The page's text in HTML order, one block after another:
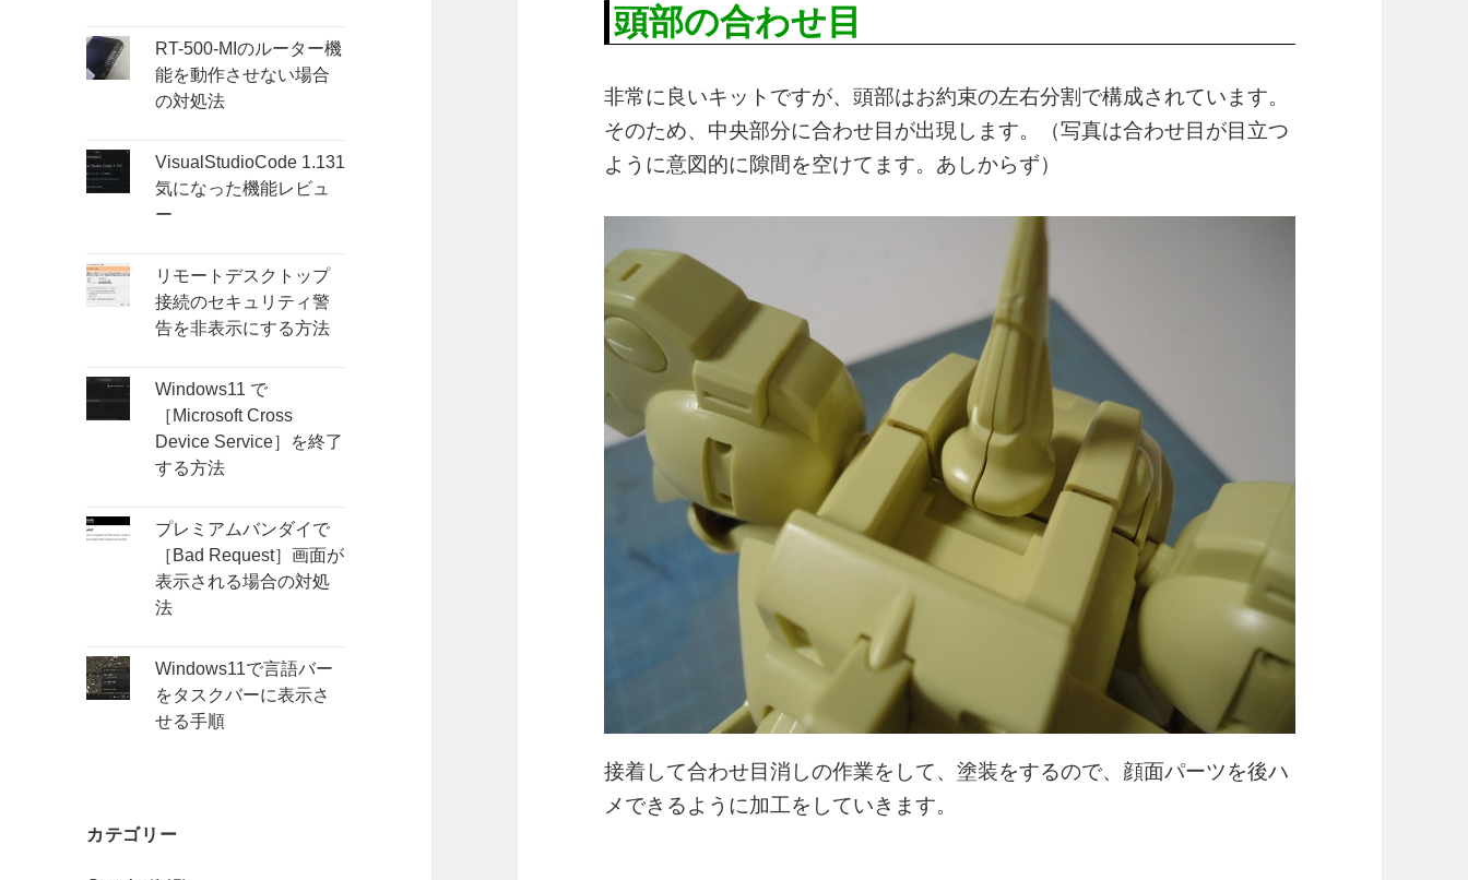
RT-500-MIのルーター機
能を動作させない場合
の対処法
VisualStudioCode 1.131
気になった機能レビュ
ー
リモートデスクトップ
接続のセキュリティ警
告を非表示にする方法
Windows11 で
［Microsoft Cross
Device Service］を終了
する方法
プレミアムバンダイで
［Bad Request］画面が
表示される場合の対処
法
Windows11で言語バー
をタスクバーに表示さ
せる手順
カテゴリー
頭部の合わせ目
非常に良いキットですが、頭部はお約束の左右分割で構成されています。
そのため、中央部分に合わせ目が出現します。（写真は合わせ目が目立つ
ように意図的に隙間を空けてます。あしからず）
接着して合わせ目消しの作業をして、塗装をするので、顔面パーツを後ハ
メできるように加工をしていきます。